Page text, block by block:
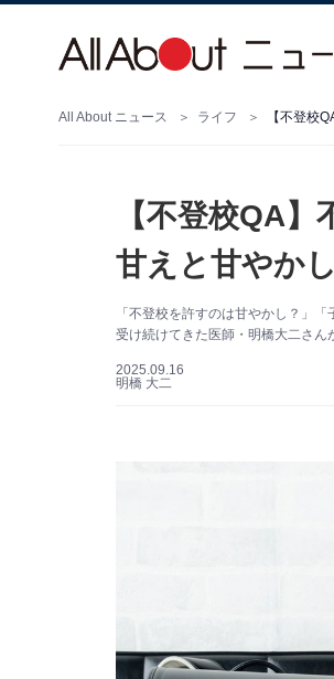
All About ニュース ライフ 【不登校
【不登校QA
甘えと甘やか
「不登校を許すのは甘やかし？」
受け続けてきた医師・明橋大二さん
2025.09.16
明橋 大二